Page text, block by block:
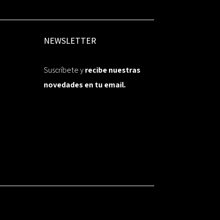
NEWSLETTER
Suscríbete yrecibe nuestras
novedades en tu email.